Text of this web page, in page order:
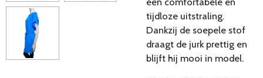
tijdloze uitstraling.
Dankzij de soepele stof
draagt de jurk prettig en
blijft hij mooi in model.